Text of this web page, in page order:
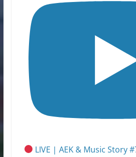
LIVE | ΑΕΚ & Music Story